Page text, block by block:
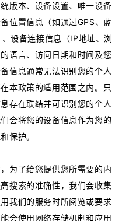
版本、设备设置、唯一设备
位置信息（如通过GPS、蓝
设备连接信息（IP地址、浏
语言、访问日期和时间及您
信息通常无法识别您的个人
本政策的适用范围之内。只
存在联结并可识别您的个人
会将您的设备信息作为您的
保护。
为了给您提供您所需要的内
搜索的准确性，我们会收集
我们的服务时所阅览或要求
会使用网络存储机制和应用